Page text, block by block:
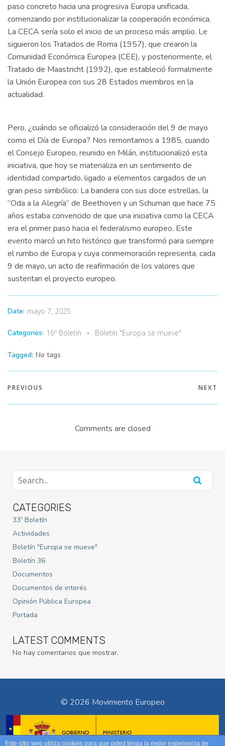
paso concreto hacia una progresiva Europa unificada,
comenzando por institucionalizar la cooperación económica.
La CECA sería solo el inicio de un proceso más amplio. Le
siguieron los Tratados de Roma (1957), que crearon la
Comunidad Económica Europea (CEE), y posteriormente, el
Tratado de Maastricht (1992), que estableció formalmente
la Unión Europea con sus 28 Estados miembros en la
actualidad.
Pero, ¿cuándo se oficializó la consideración del 9 de mayo
como el Día de Europa? Nos remontamos a 1985, cuando
el Consejo Europeo, reunido en Milán, institucionalizó esta
iniciativa, que hoy se materializa en un sentimiento de
identidad compartido, ligado a elementos cargados de un
gran peso simbólico: La bandera con sus doce estrellas, la
“Oda a la Alegría” de Beethoven y un Schuman que hace 75
años estaba convencido de que una iniciativa como la CECA
era el primer paso hacia el federalismo europeo. Este
evento marcó un hito histórico que transformó para siempre
el rumbo de Europa y cuya conmemoración representa, cada
9 de mayo, un acto de reafirmación de los valores que
sustentan el proyecto europeo.
Date: mayo 7, 2025
Categories: 16º Boletín - Boletín "Europa se mueve"
Tagged: No tags
PREVIOUS NEXT
Comments are closed
CATEGORIES
33º Boletín
Actividades
Boletín "Europa se mueve"
Boletín 36
Documentos
Documentos de interés
Opinión Pública Europea
Portada
LATEST COMMENTS
No hay comentarios que mostrar.
© 2026 Movimiento Europeo
Este sitio web utiliza cookies para que usted tenga la mejor experiencia de